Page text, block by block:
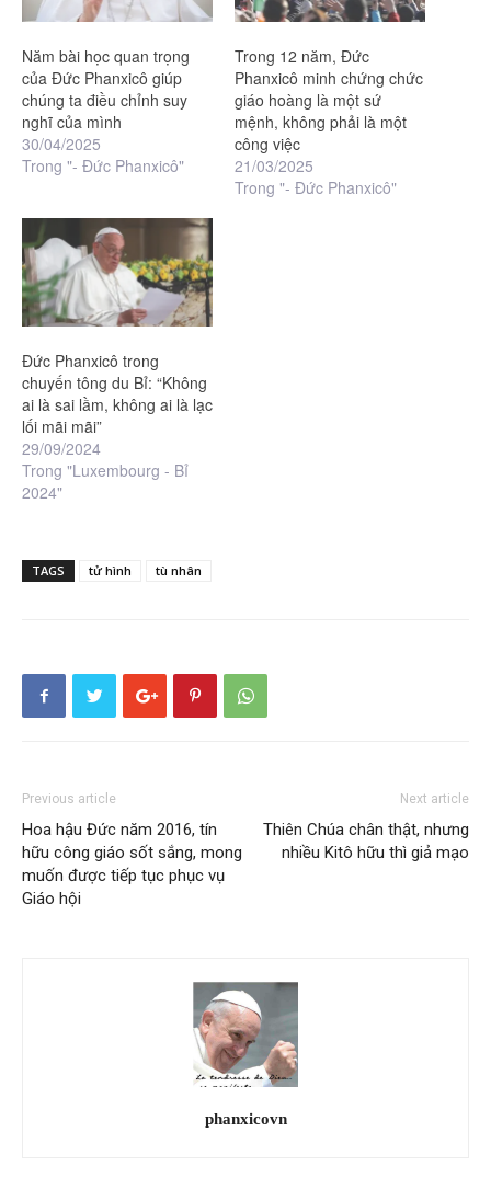
Năm bài học quan trọng
của Đức Phanxicô giúp
chúng ta điều chỉnh suy
nghĩ của mình
30/04/2025
Trong "- Đức Phanxicô"
Trong 12 năm, Đức
Phanxicô minh chứng chức
giáo hoàng là một sứ
mệnh, không phải là một
công việc
21/03/2025
Trong "- Đức Phanxicô"
Đức Phanxicô trong
chuyến tông du Bỉ: “Không
ai là sai lầm, không ai là lạc
lối mãi mãi”
29/09/2024
Trong "Luxembourg - Bỉ
2024"
TAGS tử hình tù nhân
Previous article
Hoa hậu Đức năm 2016, tín
hữu công giáo sốt sắng, mong
muốn được tiếp tục phục vụ
Giáo hội
Next article
Thiên Chúa chân thật, nhưng
nhiều Kitô hữu thì giả mạo
phanxicovn